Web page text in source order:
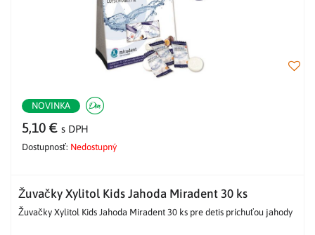
NOVINKA
5,10 € s DPH
Dostupnosť: Nedostupný
Žuvačky Xylitol Kids Jahoda Miradent 30 ks
Žuvačky Xylitol Kids Jahoda Miradent 30 ks pre detis príchuťou jahody